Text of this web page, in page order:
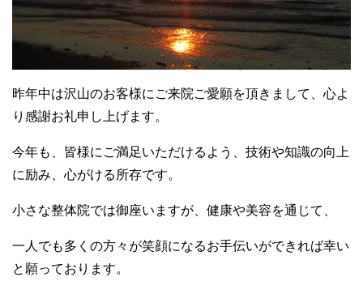
昨年中は沢山のお客様にご来院ご愛願を頂きまして、心よ
り感謝お礼申し上げます。
今年も、皆様にご満足いただけるよう、技術や知識の向上
に励み、心がける所存です。
小さな整体院では御座いますが、健康や美容を通じて、
一人でも多くの方々が笑顔になるお手伝いができれば幸い
と願っております。